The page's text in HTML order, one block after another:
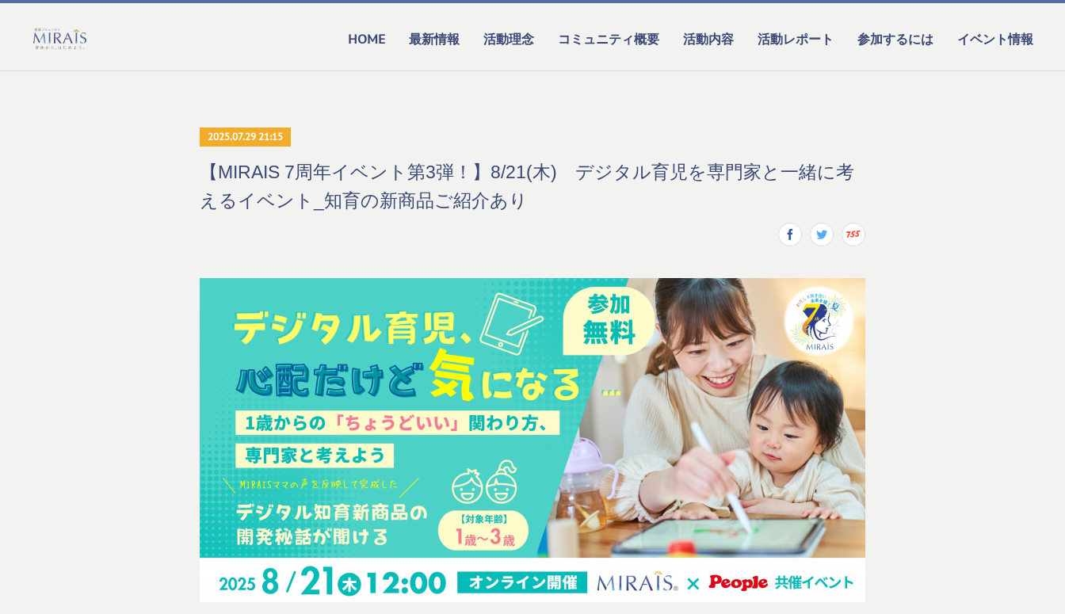
HOME 最新情報 活動理念 コミュニティ概要 活動内容 活動レポート 参加するには イベント情報
2025.07.29 21:15
【MIRAIS 7周年イベント第3弾！】8/21(木) デジタル育児を専門家と一緒に考
えるイベント_知育の新商品ご紹介あり